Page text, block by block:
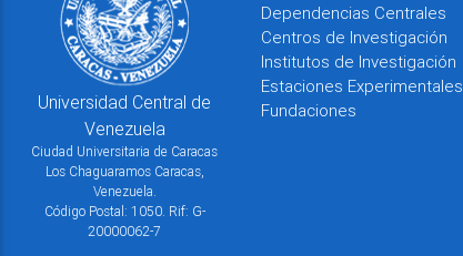
Universidad Central de
Venezuela
Ciudad Universitaria de Caracas
Los Chaguaramos Caracas,
Venezuela.
Código Postal: 1050. Rif: G-
20000062-7
Dependencias Centrales
Centros de Investigación
Institutos de Investigación
Estaciones Experimentales
Fundaciones